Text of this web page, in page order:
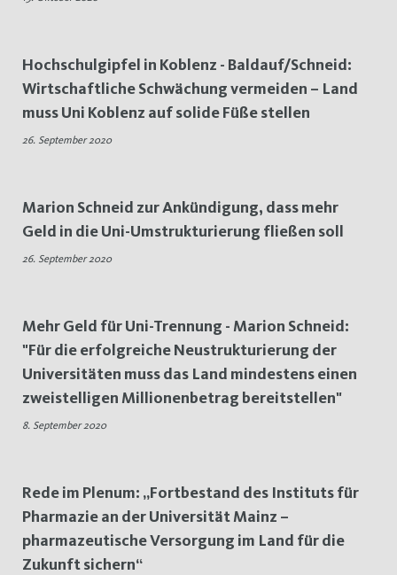
Hochschulgipfel in Koblenz - Baldauf/Schneid:
Wirtschaftliche Schwächung vermeiden – Land
muss Uni Koblenz auf solide Füße stellen
26. September 2020
Marion Schneid zur Ankündigung, dass mehr
Geld in die Uni-Umstrukturierung fließen soll
26. September 2020
Mehr Geld für Uni-Trennung - Marion Schneid:
"Für die erfolgreiche Neustrukturierung der
Universitäten muss das Land mindestens einen
zweistelligen Millionenbetrag bereitstellen"
8. September 2020
Rede im Plenum: „Fortbestand des Instituts für
Pharmazie an der Universität Mainz –
pharmazeutische Versorgung im Land für die
Zukunft sichern“